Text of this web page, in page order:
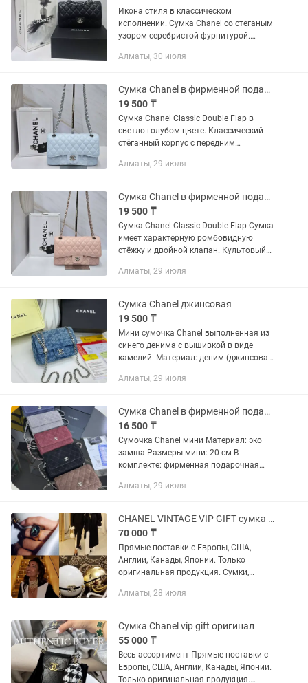
Икона стиля в классическом
исполнении. Сумка Chanel со стеганым
узором серебристой фурнитурой.
, узнаваемая застёжка и плечевой
Алматы, 30 июля
Сумка Chanel в фирменной подарочной коробке
19 500 ₸
Сумка Chanel Classic Double Flap в
светло-голубом цвете. Классический
стёганный корпус с передним
логотипа. Фирменная цепочка ,
Алматы, 29 июля
Сумка Chanel в фирменной подарочной коробке
19 500 ₸
Сумка Chanel Classic Double Flap Сумка
имеет характерную ромбовидную
стёжку и двойной клапан. Культовый
Ремешок - цепочка, переплетенный с
Алматы, 29 июля
Сумка Chanel джинсовая
19 500 ₸
Мини сумочка Chanel выполненная из
синего денима с вышивкой в виде
камелий. Материал: деним (джинсовая
узором Camellia Дизайн: сумка имеет
Алматы, 29 июля
Сумка Chanel в фирменной подарочной коробке
16 500 ₸
Сумочка Chanel мини Материал: эко
замша Размеры мини: 20 см В
комплекте: фирменная подарочная
доставка по городу Алматы. Действует
Казахстана.
Алматы, 29 июля
CHANEL VINTAGE VIP GIFT сумка оригинал в наличии
70 000 ₸
Прямые поставки с Европы, США,
Англии, Канады, Японии. Только
оригинальная продукция. Сумки,
наборы и др. Все новое, можно для
Алматы, 28 июля
Сумка Chanel vip gift оригинал
55 000 ₸
Весь ассортимент Прямые поставки с
Европы, США, Англии, Канады, Японии.
Только оригинальная продукция.